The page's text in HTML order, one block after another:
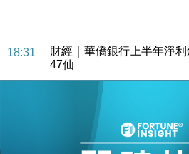
18:31
財經｜華僑銀行上半年淨
47仙
財經｜滙豐上調香港今年
及消費表現
本地｜假冒內地執法人員
損失近6900萬元